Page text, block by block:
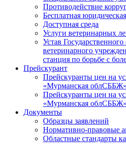
Противодействие
Бесплатная
Доступная среда
Услуги ветеринарных
Устав
ветеринарного
станция по борьбе с
Прейскурант
Прейскуранты цен на
«Мурманская
Прейскуранты цен на
«Мурманская
Документы
Образцы заявлений
Нормативно-правовые
Областные стандарты